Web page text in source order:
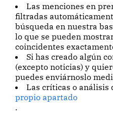
Las menciones en
filtradas
búsqueda en nuestra
lo que se pueden
coincidentes
Si has creado algún
(excepto noticias) y
puedes enviárnoslo
Las críticas o análisis
propio apartado
.